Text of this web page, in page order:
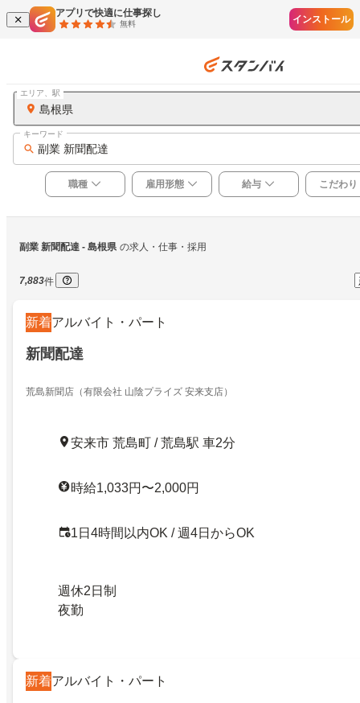
アプリで快適に仕事探し
無料 インストール
島根県
エリア、駅
副業 新聞配達
キーワード
職種 雇用形態 給与 こだわり
副業 新聞配達 - 島根県 の求人・仕事・採用
7,883件
新着アルバイト・パート
新聞配達
荒島新聞店（有限会社 山陰プライズ 安来支店）
安来市 荒島町 / 荒島駅 車2分
時給1,033円〜2,000円
1日4時間以内OK / 週4日からOK
週休2日制
夜勤
新着アルバイト・パート